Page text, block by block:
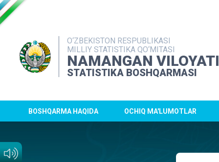
O‘ZBEKISTON RESPUBLIKASI
MILLIY STATISTIKA QO‘MITASI
NAMANGAN VILOYATI
STATISTIKA BOSHQARMASI
BOSHQARMA HAQIDA OCHIQ MA'LUMOTLAR